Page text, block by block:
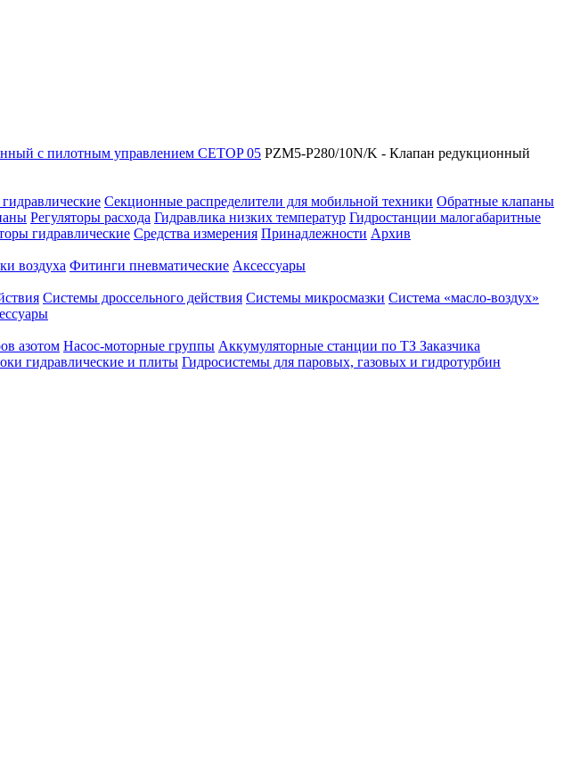
с пилотным управлением CETOP 05 PZM5-P280/10N/K - Клапан редукционный
Секционные распределители для мобильной техники Обратные клапаны
Регуляторы расхода Гидравлика низких температур Гидростанции малогабаритные
гидравлические Средства измерения Принадлежности Архив
воздуха Фитинги пневматические Аксессуары
Системы дроссельного действия Системы микросмазки Система «масло-воздух»
азотом Насос-моторные группы Аккумуляторные станции по ТЗ Заказчика
гидравлические и плиты Гидросистемы для паровых, газовых и гидротурбин